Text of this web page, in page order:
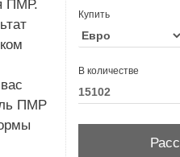
ПМР.
ПМР
Купить
В количестве